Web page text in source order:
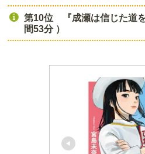
第10位 『成瀬は信じた道
間53分 ）